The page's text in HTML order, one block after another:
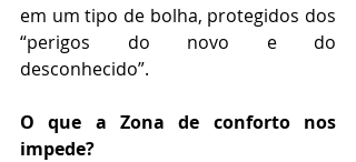
em um tipo de bolha, protegidos dos
“perigos do novo e do
desconhecido”.
O que a Zona de conforto nos
impede?